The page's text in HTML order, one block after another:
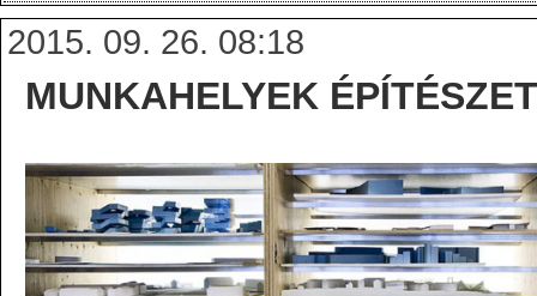
2015. 09. 26. 08:18
MUNKAHELYEK